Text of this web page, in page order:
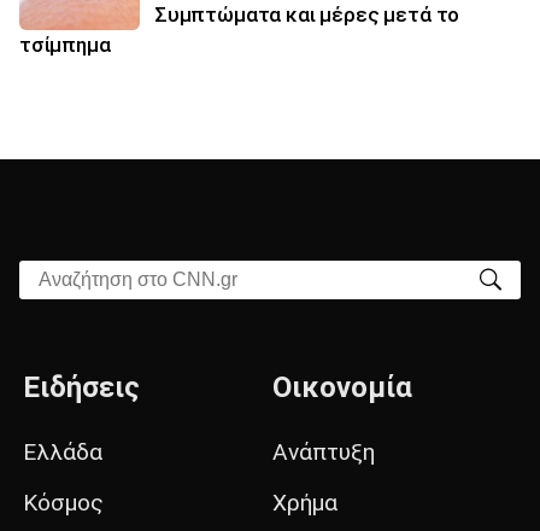
Συμπτώματα και μέρες μετά το
τσίμπημα
Αναζήτηση στο CNN.gr
Ειδήσεις
Ελλάδα
Κόσμος
Οικονομία
Ανάπτυξη
Χρήμα